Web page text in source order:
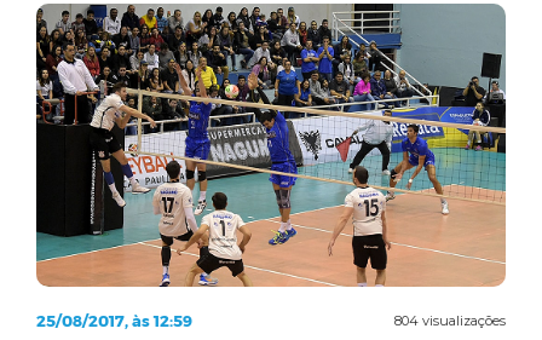
804 visualizações
25/08/2017, às 12:59